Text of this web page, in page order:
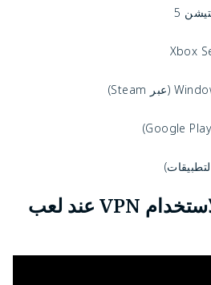
الفوائد الرئيسية لاستخدام VPN عند لعب